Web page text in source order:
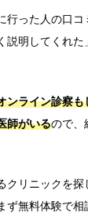
行った人の口コ
説明してくれた
ンライン診察も
師がいるので、
クリニックを
ず無料体験で相